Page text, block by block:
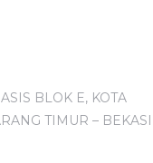
BLOK E, KOTA
TIMUR – BEKASI